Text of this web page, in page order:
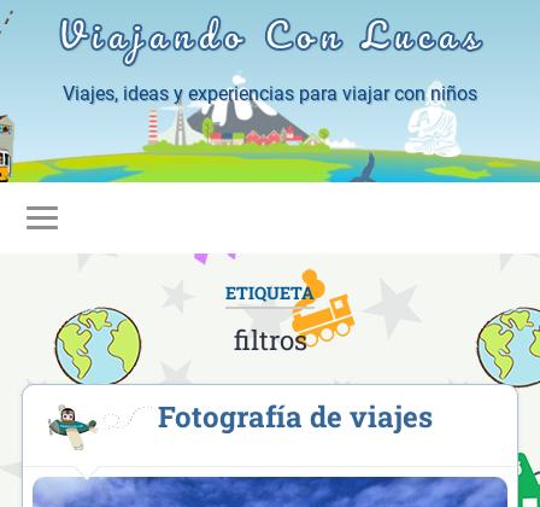
Viajando Con Lucas
Viajes, ideas y experiencias para viajar con niños
ETIQUETA
filtros
Fotografía de viajes